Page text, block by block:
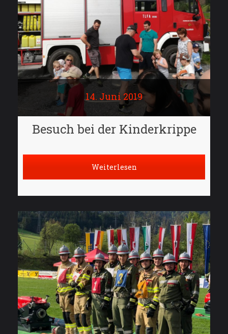
14. Juni 2019
Besuch bei der Kinderkrippe
Weiterlesen